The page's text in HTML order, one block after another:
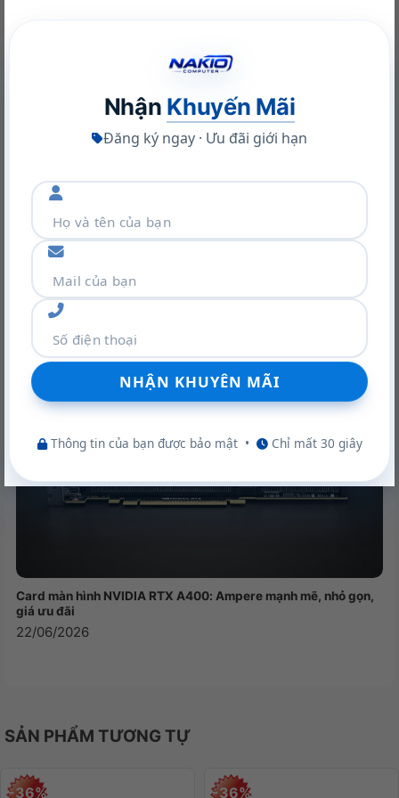
Nhận Khuyến Mãi
Đăng ký ngay · Ưu đãi giới hạn
Thông tin của bạn được bảo mật • Chỉ mất 30 giây
Tuổi thọ pin cao
Thông số sản phẩm
Thương hiệu
bị di động khác hỗ trợ
Khám phá VGA Leadtek RTX A400 4GB: Sức mạnh Ampere
trong thiết kế nhỏ gọn
22/06/2026
Card màn hình NVIDIA RTX A400: Ampere mạnh mẽ, nhỏ gọn,
giá ưu đãi
22/06/2026
SẢN PHẨM TƯƠNG TỰ
-36% -36%